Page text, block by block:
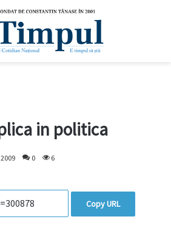
in politica
0 6
Copy URL